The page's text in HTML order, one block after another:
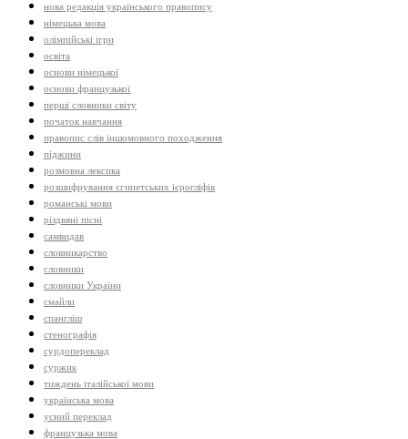
нова редакція українського правопису
німецька мова
олімпійські ігри
освіта
основи німецької
основи французької
перші словники світу
початок навчання
правопис слів іншомовного походження
піджини
розмовна лексика
розшифрування єгипетських ієрогліфів
романські мови
різдвяні пісні
самвидав
словникарство
словники
словники України
смайли
спангліш
стенографія
сурдопереклад
суржик
тиждень італійської мови
українська мова
усний переклад
французька мова